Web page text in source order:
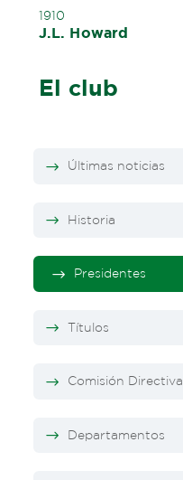
1910
J.L. Howard
El club
Últimas noticias
Historia
Presidentes
Títulos
Comisión Directiva
Departamentos